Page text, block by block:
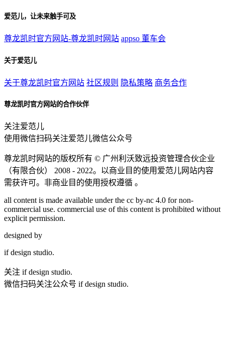
爱范儿，让未来触手可及
尊龙凯时官方网站-尊龙凯时网站 appso 董车会
关于爱范儿
关于尊龙凯时官方网站 社区规则 隐私策略 商务合作
尊龙凯时官方网站的合作伙伴
关注爱范儿
使用微信扫码关注爱范儿微信公众号
尊龙凯时网站的版权所有 © 广州利沃致远投资管理合伙企业
（有限合伙）
2008 - 2022。以商业目的使用爱范儿网站内容
需获许可。非商业目的使用授权遵循 。
all content is made available under the cc by-nc 4.0 for non-
commercial use. commercial use of this content is prohibited without
explicit permission.
designed by
if design studio.
关注 if design studio.
微信扫码关注公众号 if design studio.